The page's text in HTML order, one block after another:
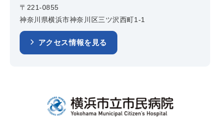
〒221-0855
神奈川県横浜市神奈川区三ツ沢西町1-1
アクセス情報を見る